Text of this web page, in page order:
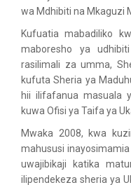
wa Mdhibiti na Mkaguzi
Kufuatia mabadiliko
maboresho ya
rasilimali za umma,
kufuta Sheria ya
hii ilifafanua masuala
kuwa Ofisi ya Taifa ya
Mwaka 2008, kwa
mahususi
uwajibikaji katika
ilipendekeza sheria ya